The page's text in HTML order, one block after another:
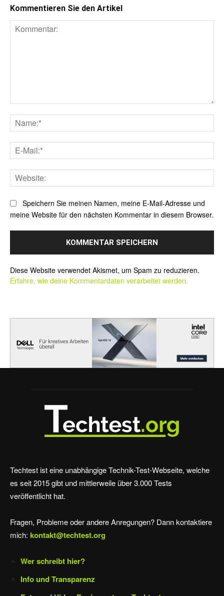
Kommentieren Sie den Artikel
Speichern Sie meinen Namen, meine E-Mail-Adresse und
meine Website für den nächsten Kommentar in diesem Browser.
Diese Website verwendet Akismet, um Spam zu reduzieren.
Erfahre, wie deine Kommentardaten verarbeitet werden.
Techtest ist eine unabhängige Technik-Test-Webseite, welche
es seit 2015 gibt und mittlerweile über 3.000 Tests
veröffentlicht hat.
Fragen, Probleme oder andere Anregungen? Dann kontaktiere
mich: kontakt@techtest.org
Wer schreibt hier?
Info und Transparenz